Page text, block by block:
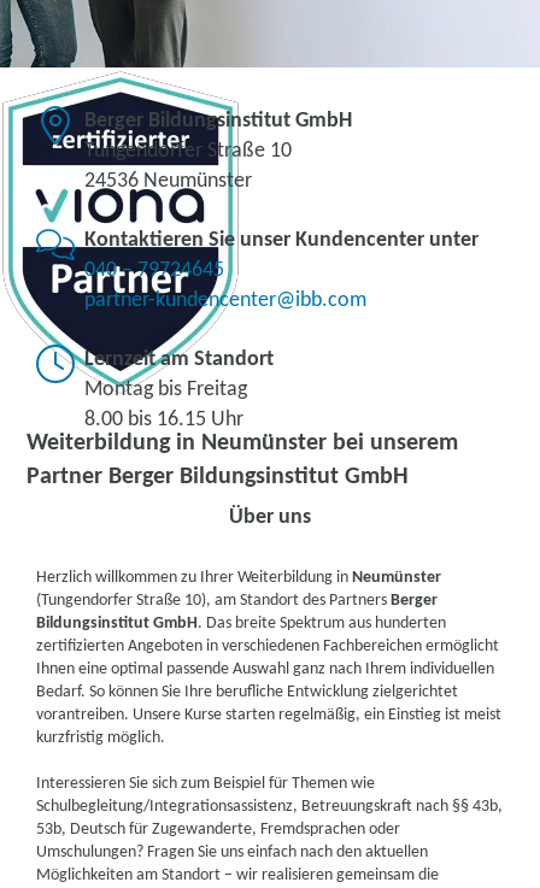
Weiterbildung in Neumünster bei unserem
Partner Berger Bildungsinstitut GmbH
Berger Bildungsinstitut GmbH
Tungendorfer Straße 10
24536 Neumünster
Kontaktieren Sie unser Kundencenter unter
040 – 79724645
partner-kundencenter@ibb.com
Lernzeit am Standort
Montag bis Freitag
8.00 bis 16.15 Uhr
Über uns
Herzlich willkommen zu Ihrer Weiterbildung inNeumünster
(Tungendorfer Straße 10), am Standort des PartnersBerger
Bildungsinstitut GmbH. Das breite Spektrum aus hunderten
zertifizierten Angeboten in verschiedenen Fachbereichen ermöglicht
Ihnen eine optimal passende Auswahl ganz nach Ihrem individuellen
Bedarf. So können Sie Ihre berufliche Entwicklung zielgerichtet
vorantreiben. Unsere Kurse starten regelmäßig, ein Einstieg ist meist
kurzfristig möglich.
Interessieren Sie sich zum Beispiel für Themen wie
Schulbegleitung/Integrationsassistenz, Betreuungskraft nach §§ 43b,
53b, Deutsch für Zugewanderte, Fremdsprachen oder
Umschulungen? Fragen Sie uns einfach nach den aktuellen
Möglichkeiten am Standort – wir realisieren gemeinsam die